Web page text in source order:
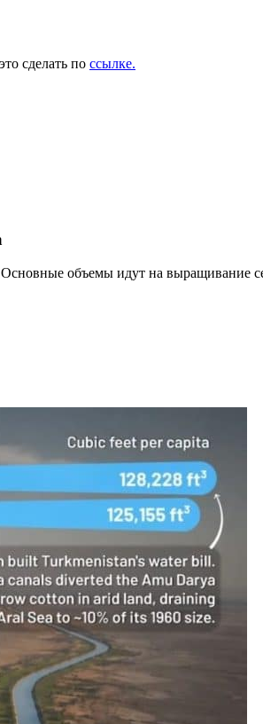
сделать по ссылке.
объемы идут на выращивание